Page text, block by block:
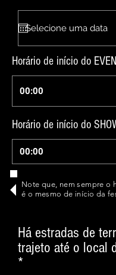
e
u
i
r
e
d
Horário de início do
00:00
Horário de início do
00:00
Note que, nem sempre o
é o mesmo de início da
Há estradas de
trajeto até o local
*